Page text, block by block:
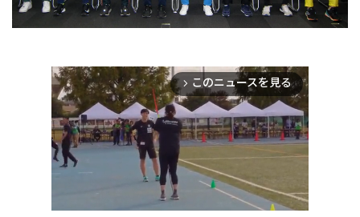
arrow_forward_ios このニュースを見る